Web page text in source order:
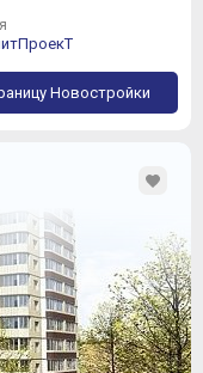
ввод в
Новостройки